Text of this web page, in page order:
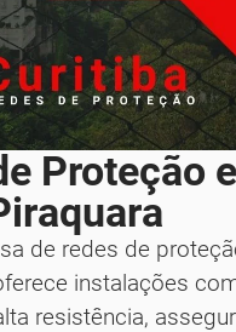
Proteção
de redes de
instalações
resistência,